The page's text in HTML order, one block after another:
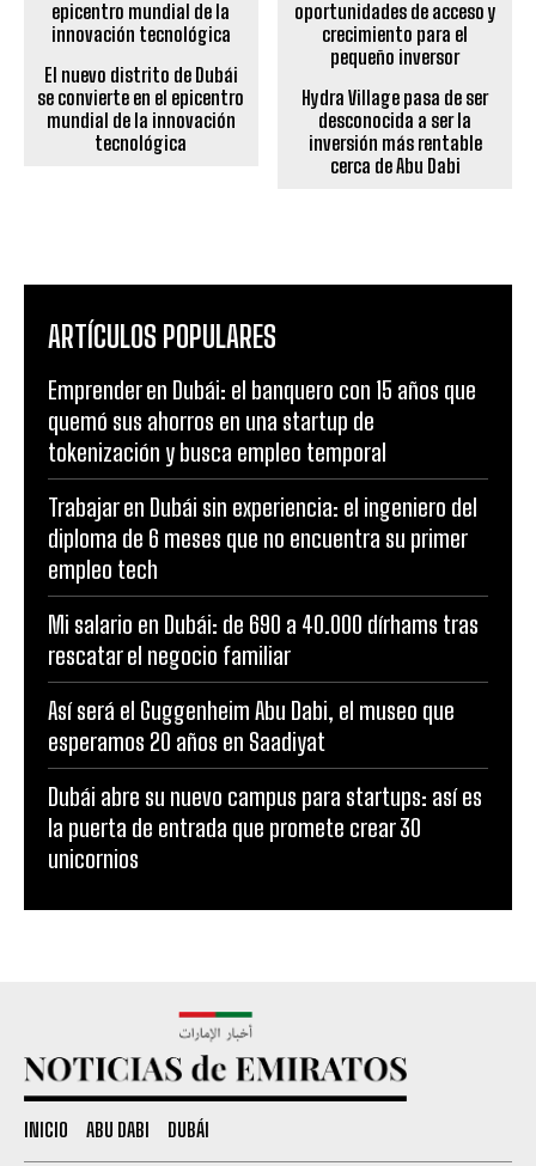
El nuevo distrito de Dubái
se convierte en el epicentro
mundial de la innovación
tecnológica
Hydra Village pasa de ser
desconocida a ser la
inversión más rentable
cerca de Abu Dabi
ARTÍCULOS POPULARES
Emprender en Dubái: el banquero con 15 años que
quemó sus ahorros en una startup de
tokenización y busca empleo temporal
Trabajar en Dubái sin experiencia: el ingeniero del
diploma de 6 meses que no encuentra su primer
empleo tech
Mi salario en Dubái: de 690 a 40.000 dírhams tras
rescatar el negocio familiar
Así será el Guggenheim Abu Dabi, el museo que
esperamos 20 años en Saadiyat
Dubái abre su nuevo campus para startups: así es
la puerta de entrada que promete crear 30
unicornios
INICIO ABU DABI DUBÁI